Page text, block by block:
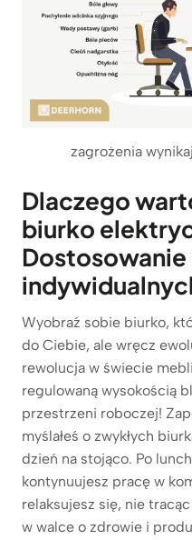
zagrożenia
Dlaczego
biurko
Dostosowanie
Wyobraź sobie biurko,
do Ciebie, ale wręcz
rewolucja w świecie
regulowaną wysokością
przestrzeni roboczej!
myślałeś o zwykłych
dzień na stojąco. Po
kontynuujesz pracę w
relaksujesz się, nie
w walce o zdrowie i